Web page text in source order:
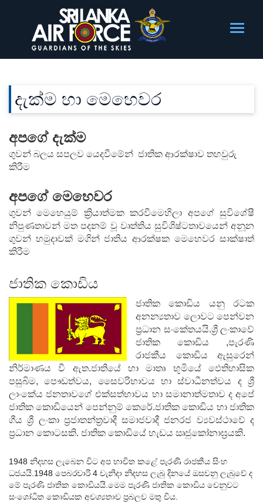
දැක්ම හා මෙහෙවර
අපගේ දැක්ම
ගුවන් බලය සපලව යෙදවීමේන් ජාතික ආරක්ෂාව තහවුරු
කිරීම
අපගේමෙහෙවර
ගුවන් මෙහෙයුම් ක්‍රියාත්මක කරවීමෙහිලා අපගේ සුවිශේෂී
නිපුණතාවන් මත පදනම් වූ වෘත්තිය සුවිශිෂ්ටතාවයෙන් අනූන
ගුවන් හමුදාවක් මගින් ජාතිය ආරක්ෂක මෙහෙවර සාක්ෂාත්
කිරීම
ජාතික කොඩිය
ජාතික කොඩිය යනු රටක
අනන්‍යතාව ලොවට පෙන්වන
ප්‍රධාන සංකේතයයි.ශ්‍රී ලංකාවේ
ජාතික කොඩිය ,පැරණි
රාජකීය කොඩිය ඇසුරෙන්
නිර්මාණය වී ඇත.ජාතියේ හා මාතෘ භූමියේ ඵෙතිහාසික
පසුබිම, පෞඩත්වය, සෛවරිභාවය හා ස්වාධීනත්වය ද ශ්‍රී
ලාංකේය ජනතාවගේ එක්සත්භාවය හා සමානාත්මතාව ද අපේ
ජාතික කොඩියෙන් පෙන්නුම් කෙරේ.ජාතික කොඩිය හා ජාතික
ගීය ශ්‍රී ලංකා ප්‍රජාතන්ත්‍රවාදී සමාජවාදී ජනරජ ව්‍යවස්ථාවේ ද
ප්‍රධාන කොටසකි. ජාතික කොඩියේ හැඩය ඍජුකෝනාඝ්‍රයකි.
1948 නිදහස ලැබෙන චිට අප භාචිත කළේ පැරණි රාජකීය සිංහ
ධජයයි.1948 පෙබරචාරි 4 චැනිදා නිදහස ලැබු දිනයේ ඔසචනු ලැබුචේ ද
මේ පැරණි ජාතික කොඩියයි.මෙම පැරණි ජාතික කොඩිය චෙනුචට
සංශෝධිත ‍කොඩියක අචශ්‍යතාච ප්‍රබලච මතු චිය.